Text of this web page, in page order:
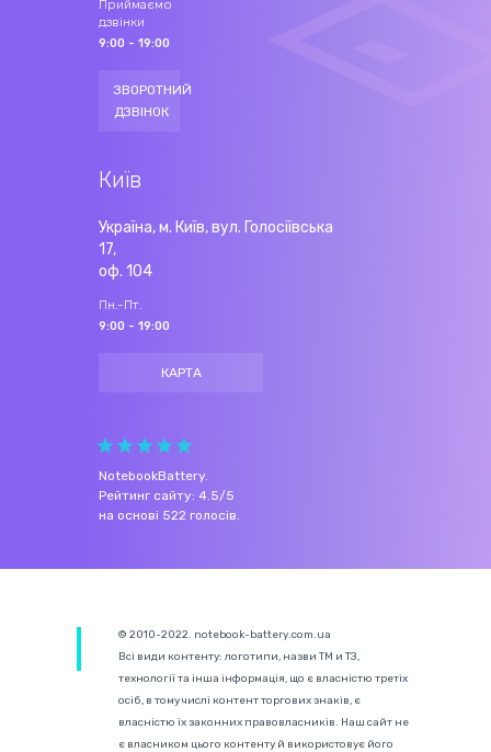
Приймаємо
дзвінки
9:00 - 19:00
ЗВОРОТНИЙ
ДЗВІНОК
Київ
Україна, м. Київ, вул. Голосіївська
17,
оф. 104
Пн.-Пт.
9:00 - 19:00
КАРТА
NotebookBattery.
Рейтинг сайту: 4.5/5
на основі 522 голосів.
© 2010-2022. notebook-battery.com.ua
Всі види контенту: логотипи, назви ТМ и ТЗ,
технології та інша інформація, що є власністю третіх
осіб, в тому числі контент торгових знаків, є
власністю їх законних правовласників. Наш сайт не
є власником цього контенту й використовує його